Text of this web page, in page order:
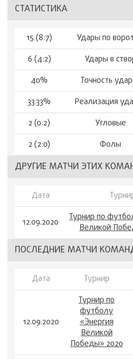
СТАТИСТИКА
15 (8:7) Удары по
6 (4:2)
Удары в
40%
Точность
33.33%
Реализация
2 (0:2)
Угловые
2 (2:0)
Фолы
ДРУГИЕ МАТЧИ ЭТИХ
Дата
12.09.2020
Турнир по
Великой
ПОСЛЕДНИЕ МАТЧИ
Дата Турнир
12.09.2020
Турнир по
футболу
«Энергия
Великой
Победы» 2020